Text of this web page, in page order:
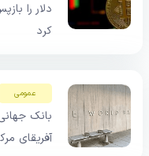
کرد
عمومی
بانک
آفریقای